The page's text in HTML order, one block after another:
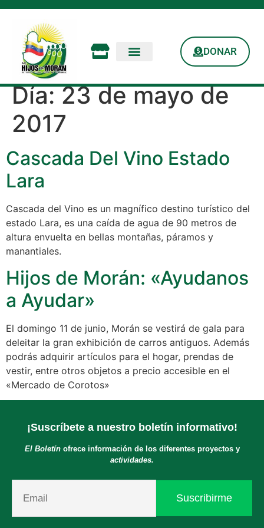
DONAR
Día:23 de mayo de
2017
Cascada Del Vino Estado
Lara
Cascada del Vino es un magnífico destino turístico del
estado Lara, es una caída de agua de 90 metros de
altura envuelta en bellas montañas, páramos y
manantiales.
Hijos de Morán: «Ayudanos
a Ayudar»
El domingo 11 de junio, Morán se vestirá de gala para
deleitar la gran exhibición de carros antiguos. Además
podrás adquirir artículos para el hogar, prendas de
vestir, entre otros objetos a precio accesible en el
«Mercado de Corotos»
¡Suscríbete a nuestro boletín informativo!
El Boletínofrece información de los diferentes proyectos y
actividades.